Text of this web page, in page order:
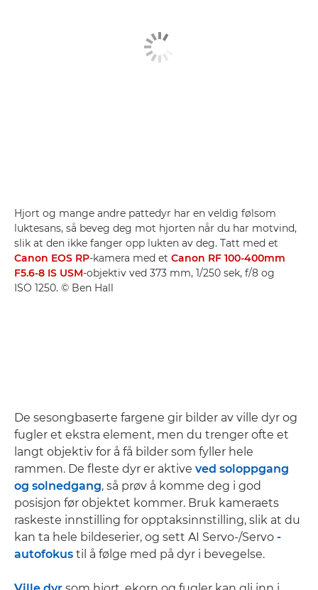
Hjort og mange andre pattedyr har en veldig følsom
luktesans, så beveg deg mot hjorten når du har motvind,
slik at den ikke fanger opp lukten av deg. Tatt med et
Canon EOS RP-kamera med et Canon RF 100-400mm
F5.6-8 IS USM-objektiv ved 373 mm, 1/250 sek, f/8 og
ISO 1250. © Ben Hall
De sesongbaserte fargene gir bilder av ville dyr og
fugler et ekstra element, men du trenger ofte et
langt objektiv for å få bilder som fyller hele
rammen. De fleste dyr er aktive ved soloppgang
og solnedgang, så prøv å komme deg i god
posisjon før objektet kommer. Bruk kameraets
raskeste innstilling for opptaksinnstilling, slik at du
kan ta hele bildeserier, og sett AI Servo-/Servo -
autofokus til å følge med på dyr i bevegelse.